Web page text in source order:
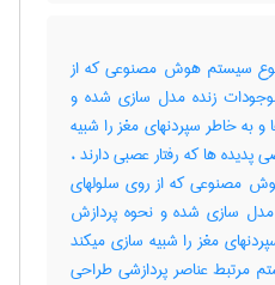
سیستم هوش مصنوعی که از
زنده مدل سازی شده و
و به خاطر سپردنهای مغز را شبیه
ها که رفتار عصبی دارند ،
مصنوعی که از روی سلولهای
سازی شده و نحوه پردازش
مغز را شبیه سازی میکند
عناصر پردازشی طراحی